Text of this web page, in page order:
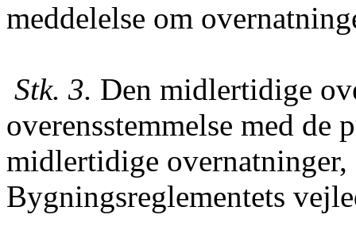
meddelelse om
Stk. 3. Den midlertidige
overensstemmelse med de
midlertidige overnatninger,
Bygningsreglementets